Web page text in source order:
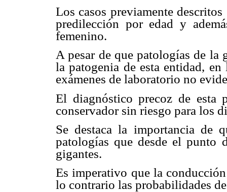
Los casos previamente
predilección por edad y
femenino.
A pesar de que patologías de la
la patogenia de esta entidad,
exámenes de laboratorio no
El diagnóstico precoz de esta
conservador sin riesgo para los
Se destaca la importancia de
patologías que desde el punto
gigantes.
Es imperativo que la
lo contrario las probabilidades